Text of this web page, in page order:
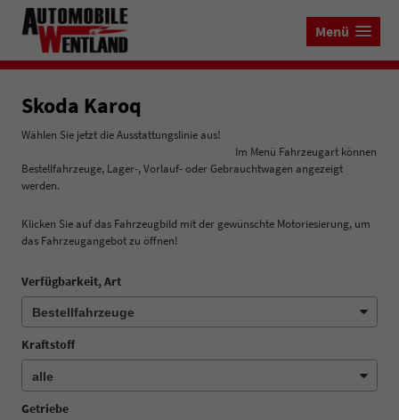
Menü
Skoda Karoq
Wählen Sie jetzt die Ausstattungslinie aus!
Im Menü Fahrzeugart können
Bestellfahrzeuge, Lager-, Vorlauf- oder Gebrauchtwagen angezeigt
werden.
Klicken Sie auf das Fahrzeugbild mit der gewünschte Motoriesierung, um
das Fahrzeugangebot zu öffnen!
Verfügbarkeit, Art
Kraftstoff
Getriebe